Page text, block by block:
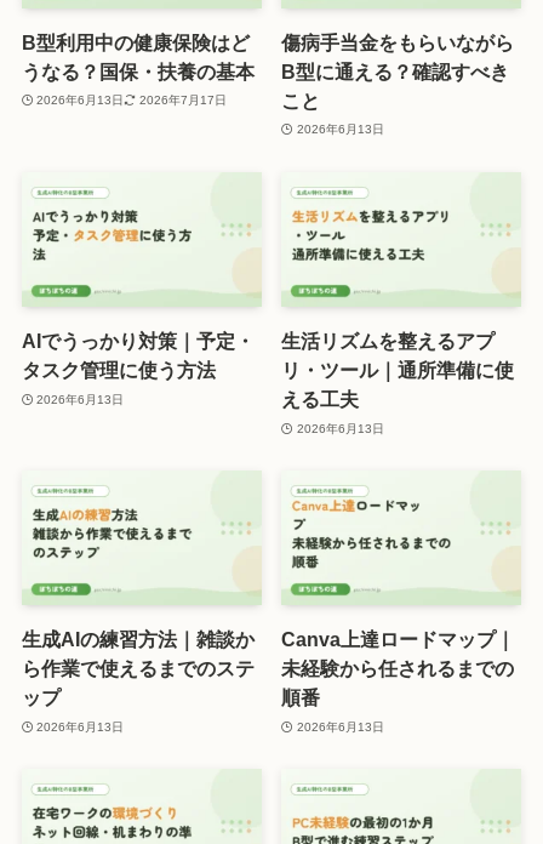
B型利用中の健康保険はど
うなる？国保・扶養の基本
2026年6月13日 2026年7月17日
傷病手当金をもらいながら
B型に通える？確認すべき
こと
2026年6月13日
AIでうっかり対策｜予定・
タスク管理に使う方法
2026年6月13日
生活リズムを整えるアプ
リ・ツール｜通所準備に使
える工夫
2026年6月13日
生成AIの練習方法｜雑談か
ら作業で使えるまでのステ
ップ
2026年6月13日
Canva上達ロードマップ｜
未経験から任されるまでの
順番
2026年6月13日